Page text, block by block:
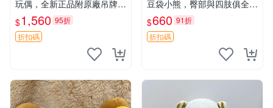
玩偶，全新正品附原廠吊牌與
防塵袋，內藏薰衣草可加熱，
適合各個年齡層，冷暖兩用享
受抱抱樂趣，不容錯過嚴選好
$1,560 95折
折扣碼
豆袋小熊，臀部與四肢俱全，
坐高11公分，附原盒與吊牌
收藏。藍鼻子小熊，值得擁有
玩具 憶熊
$660 91折
折扣碼